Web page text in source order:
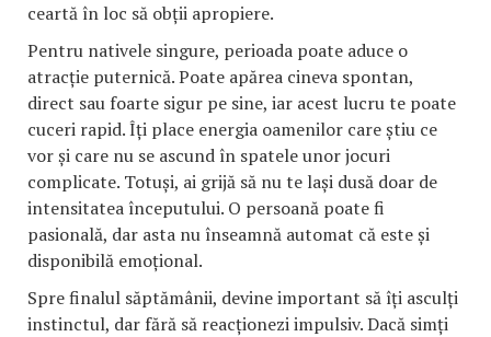
ceartă în loc să obții apropiere.
Pentru nativele singure, perioada poate aduce o
atracție puternică. Poate apărea cineva spontan,
direct sau foarte sigur pe sine, iar acest lucru te poate
cuceri rapid. Îți place energia oamenilor care știu ce
vor și care nu se ascund în spatele unor jocuri
complicate. Totuși, ai grijă să nu te lași dusă doar de
intensitatea începutului. O persoană poate fi
pasională, dar asta nu înseamnă automat că este și
disponibilă emoțional.
Spre finalul săptămânii, devine important să îți asculți
instinctul, dar fără să reacționezi impulsiv. Dacă simți